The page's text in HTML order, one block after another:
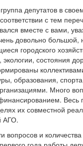
депутатов в
с тем
вместе с вами,
довольно большой,
городского
экологии, состояния
образования,
Много
Весь
их совместной
АГО.
вопросов и количества